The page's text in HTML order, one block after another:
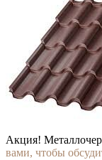
Акция!
вами, чтобы